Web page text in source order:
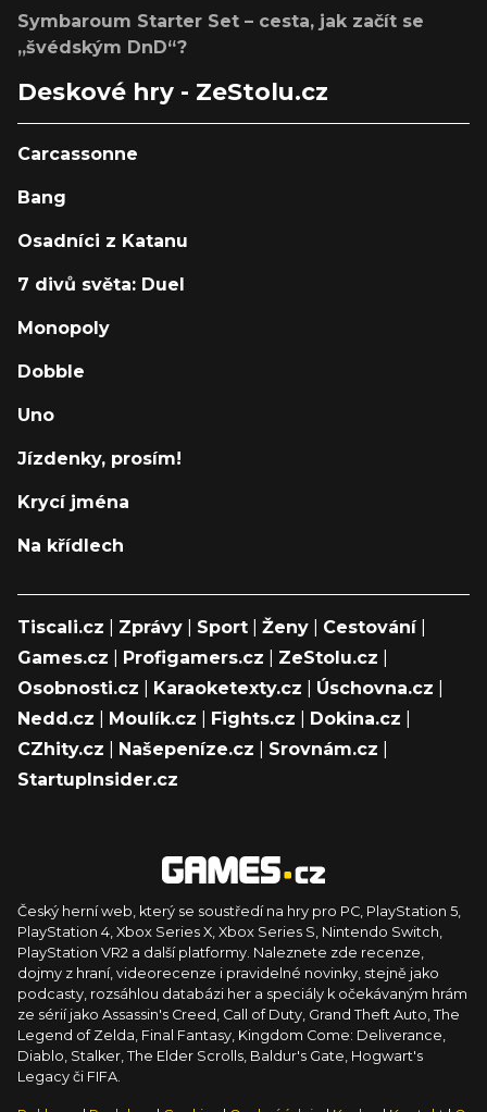
Symbaroum Starter Set – cesta, jak začít se
„švédským DnD“?
Deskové hry - ZeStolu.cz
Carcassonne
Bang
Osadníci z Katanu
7 divů světa: Duel
Monopoly
Dobble
Uno
Jízdenky, prosím!
Krycí jména
Na křídlech
Tiscali.cz Zprávy Sport Ženy Cestování|
Games.cz
Profigamers.cz ZeStolu.cz
Osobnosti.cz
Karaoketexty.cz Úschovna.cz
Nedd.cz
Moulík.cz Fights.cz Dokina.cz
CZhity.cz
Našepeníze.cz Srovnám.cz
StartupInsider.cz
Český herní web, který se soustředí na hry pro PC, PlayStation 5,
PlayStation 4, Xbox Series X, Xbox Series S, Nintendo Switch,
PlayStation VR2 a další platformy. Naleznete zde recenze,
dojmy z hraní, videorecenze i pravidelné novinky, stejně jako
podcasty, rozsáhlou databázi her a speciály k očekávaným hrám
ze sérií jako Assassin's Creed, Call of Duty, Grand Theft Auto, The
Legend of Zelda, Final Fantasy, Kingdom Come: Deliverance,
Diablo, Stalker, The Elder Scrolls, Baldur's Gate, Hogwart's
Legacy či FIFA.